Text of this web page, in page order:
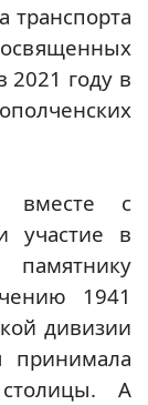
транспорта
2021 году в
вместе с
участие в
1941
дивизии
принимала
А